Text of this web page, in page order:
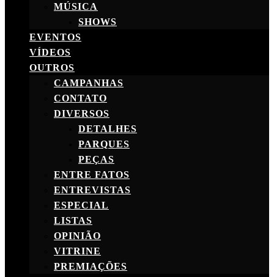
MÚSICA
SHOWS
EVENTOS
VÍDEOS
OUTROS
CAMPANHAS
CONTATO
DIVERSOS
DETALHES
PARQUES
PEÇAS
ENTRE FATOS
ENTREVISTAS
ESPECIAL
LISTAS
OPINIÃO
VITRINE
PREMIAÇÕES